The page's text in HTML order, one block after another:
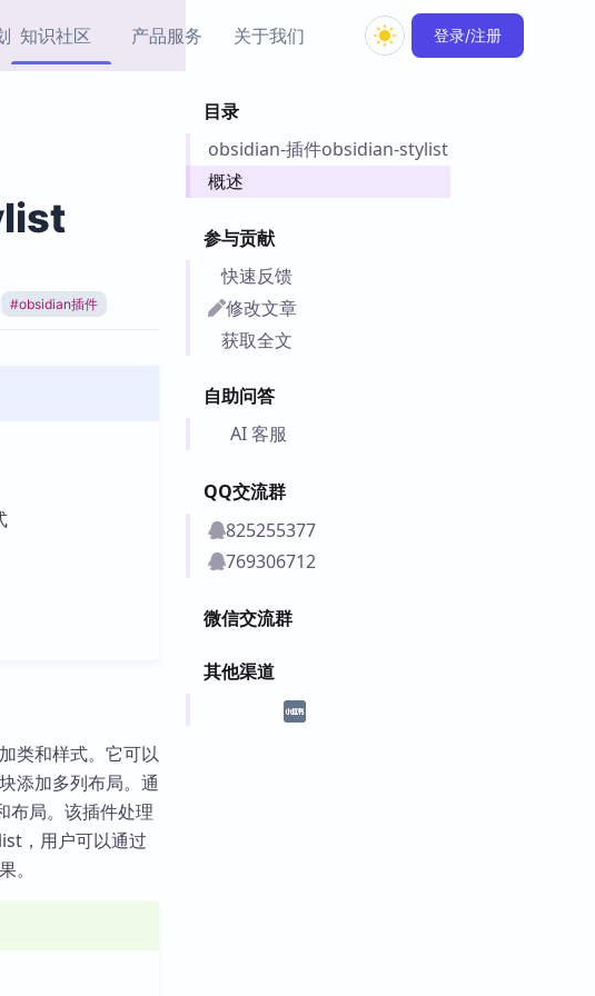
知识社区
接Top5
产品服务
Obsidian 思维导图插件
插件
Zettelkasten 实践示例
Obsidian 教程
关于我们 登录/注册
目录
obsidian-插件obsidian-stylist
概述
参与贡献
快速反馈
修改文章
获取全文
自助问答
AI 客服
QQ交流群
825255377
769306712
微信交流群
其他渠道
#obsidian插件
类和样式。它可以
添加多列布局。通
布局。该插件处理
，用户可以通过
。